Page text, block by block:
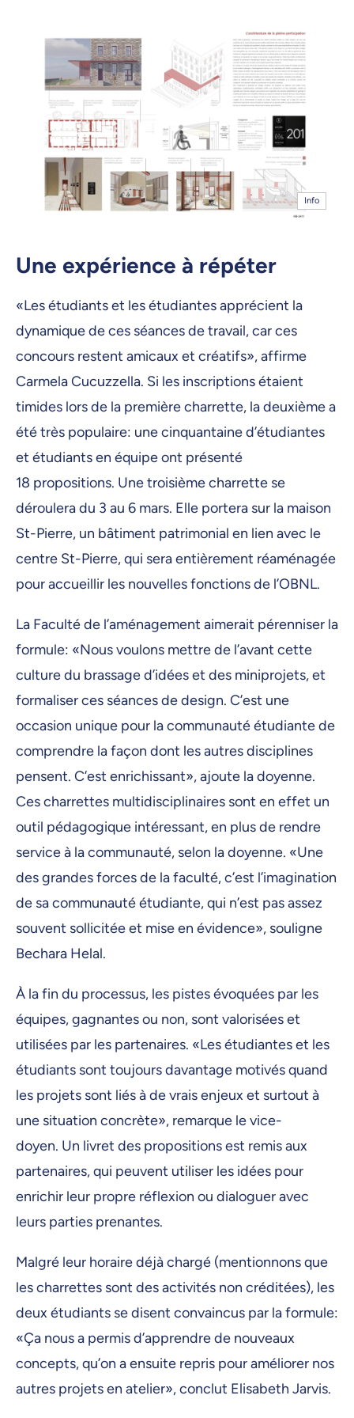
Info
Une expérience à répéter
«Les étudiants et les étudiantes apprécient la
dynamique de ces séances de travail, car ces
concours restent amicaux et créatifs», affirme
Carmela Cucuzzella. Si les inscriptions étaient
timides lors de la première charrette, la deuxième a
été très populaire: une cinquantaine d’étudiantes
et étudiants en équipe ont présenté
18 propositions. Une troisième charrette se
déroulera du 3 au 6 mars. Elle portera sur la maison
St-Pierre, un bâtiment patrimonial en lien avec le
centre St-Pierre, qui sera entièrement réaménagée
pour accueillir les nouvelles fonctions de l’OBNL.
La Faculté de l’aménagement aimerait pérenniser la
formule: «Nous voulons mettre de l’avant cette
culture du brassage d’idées et des miniprojets, et
formaliser ces séances de design. C’est une
occasion unique pour la communauté étudiante de
comprendre la façon dont les autres disciplines
pensent. C’est enrichissant», ajoute la doyenne.
Ces charrettes multidisciplinaires sont en effet un
outil pédagogique intéressant, en plus de rendre
service à la communauté, selon la doyenne. «Une
des grandes forces de la faculté, c’est l’imagination
de sa communauté étudiante, qui n’est pas assez
souvent sollicitée et mise en évidence», souligne
Bechara Helal.
À la fin du processus, les pistes évoquées par les
équipes, gagnantes ou non, sont valorisées et
utilisées par les partenaires. «Les étudiantes et les
étudiants sont toujours davantage motivés quand
les projets sont liés à de vrais enjeux et surtout à
une situation concrète», remarque le vice-
doyen. Un livret des propositions est remis aux
partenaires, qui peuvent utiliser les idées pour
enrichir leur propre réflexion ou dialoguer avec
leurs parties prenantes.
Malgré leur horaire déjà chargé (mentionnons que
les charrettes sont des activités non créditées), les
deux étudiants se disent convaincus par la formule:
«Ça nous a permis d’apprendre de nouveaux
concepts, qu’on a ensuite repris pour améliorer nos
autres projets en atelier», conclut Elisabeth Jarvis.